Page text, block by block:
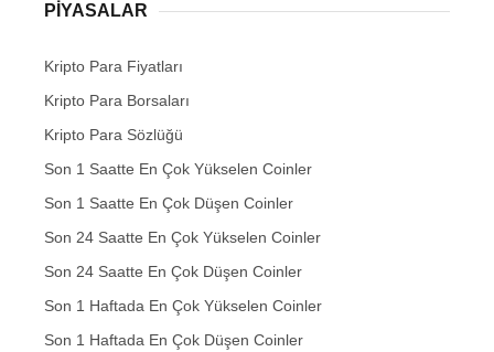
PIYASALAR
Kripto Para Fiyatları
Kripto Para Borsaları
Kripto Para Sözlüğü
Son 1 Saatte En Çok Yükselen Coinler
Son 1 Saatte En Çok Düşen Coinler
Son 24 Saatte En Çok Yükselen Coinler
Son 24 Saatte En Çok Düşen Coinler
Son 1 Haftada En Çok Yükselen Coinler
Son 1 Haftada En Çok Düşen Coinler